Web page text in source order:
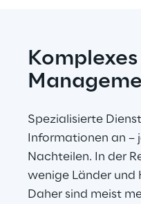
Spezialisierte
Informationen an –
Nachteilen. In der
wenige Länder und
Daher sind meist